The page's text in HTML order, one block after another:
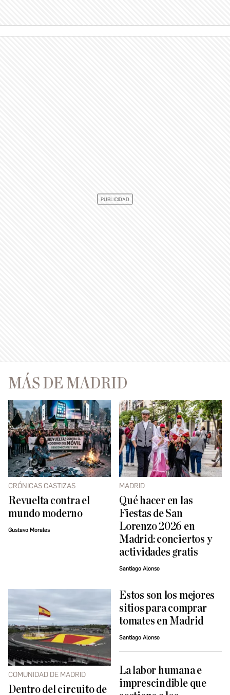
MÁS DE MADRID
CRÓNICAS CASTIZAS
Revuelta contra el
mundo moderno
Gustavo Morales
MADRID
Qué hacer en las
Fiestas de San
Lorenzo 2026 en
Madrid: conciertos y
actividades gratis
Santiago Alonso
COMUNIDAD DE MADRID
Dentro del circuito de
Estos son los mejores
sitios para comprar
tomates en Madrid
Santiago Alonso
La labor humana e
imprescindible que